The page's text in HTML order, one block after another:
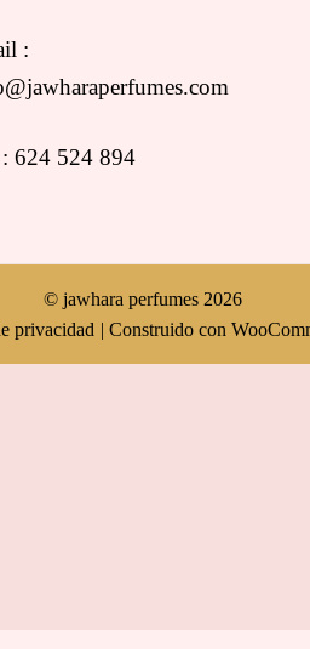
:
624 524 894
© jawhara perfumes 2026
privacidad
Construido con